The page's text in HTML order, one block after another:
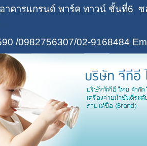
าคารแกรนด์ พาร์ค ทาวน์ ชั้นที่6
/0982756307/02-9168484